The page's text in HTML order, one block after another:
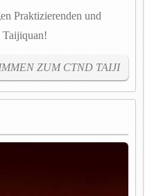
Praktizierenden und
Taijiquan!
ZUM CTND TAIJI